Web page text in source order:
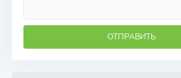
ОТПРАВИТЬ